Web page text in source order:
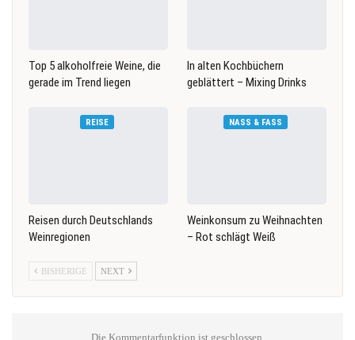
Top 5 alkoholfreie Weine, die
gerade im Trend liegen
In alten Kochbüchern
geblättert – Mixing Drinks
REISE
Reisen durch Deutschlands
Weinregionen
NASS & FASS
Weinkonsum zu Weihnachten
– Rot schlägt Weiß
BISHERIGE NEXT
Die Kommentarfunktion ist geschlossen.